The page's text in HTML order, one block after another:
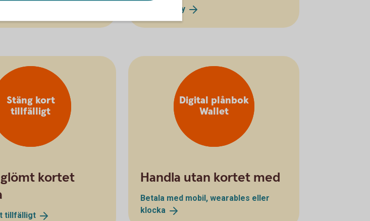
Pay
Stäng kort
tillfälligt
glömt kortet
tillfälligt
Digital plånbok
Wallet
Handla utan kortet med
Betala med mobil, wearables eller
klocka